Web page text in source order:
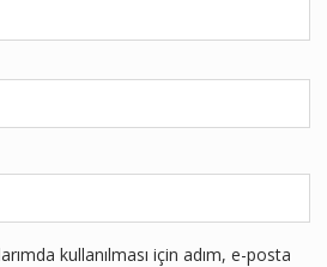
kullanılması için adım, e-posta